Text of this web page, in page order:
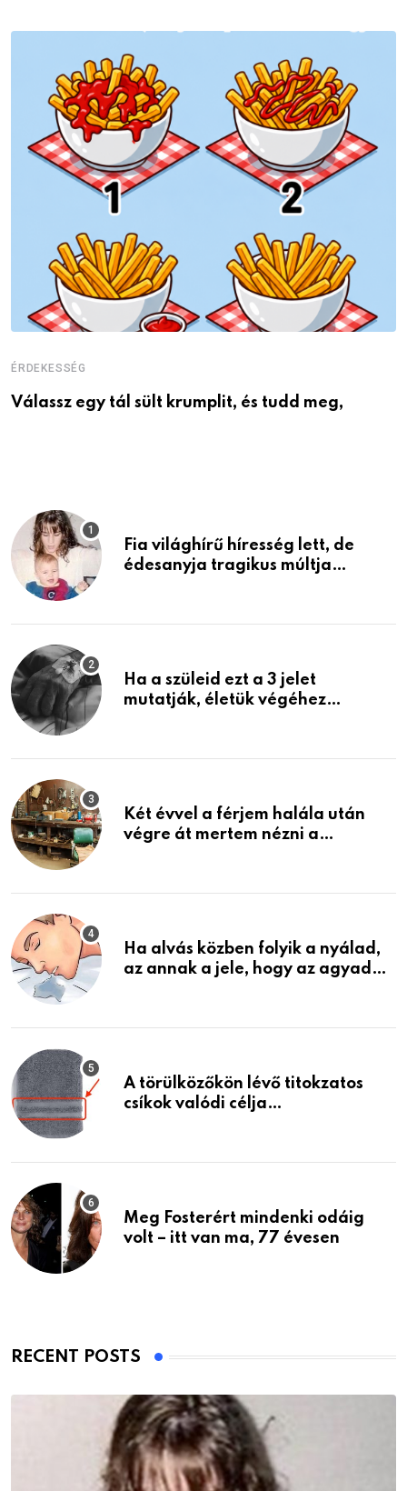
ÉRDEKESSÉG
Válassz egy tál sült krumplit, és tudd meg,
Fia világhírű híresség lett, de
édesanyja tragikus múltja
Ha a szüleid ezt a 3 jelet
mutatják, életük végéhez
Két évvel a férjem halála után
végre át mertem nézni a
életemet
Ha alvás közben folyik a nyálad,
az annak a jele, hogy az agyad…
A törülközőkön lévő titokzatos
csíkok valódi célja…
Meg Fosterért mindenki odáig
volt – itt van ma, 77 évesen
RECENT POSTS